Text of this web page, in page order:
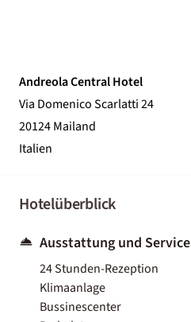
Andreola Central Hotel
Via Domenico Scarlatti 24
20124 Mailand
Italien
Hotelüberblick
Ausstattung und Service
24 Stunden-Rezeption
Klimaanlage
Bussinescenter